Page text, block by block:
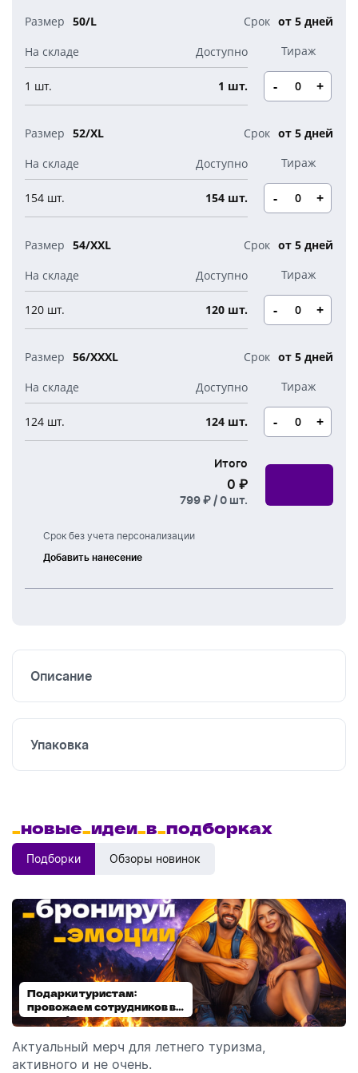
50/L от 5 дней
1 шт. 1 шт. - +
52/XL от 5 дней
154 шт. 154 шт. - +
54/XXL от 5 дней
120 шт. 120 шт. - +
56/XXXL от 5 дней
124 шт. 124 шт. - +
Срок без учета персонализации
Добавить нанесение
Шелкография
Итого
0 ₽
799 ₽ /0 шт.
Описание
Упаковка
_новые_идеи_в_подборках
Подборки Обзоры новинок
Подарки туристам:
провожаем сотрудников в
отпуск!
Актуальный мерч для летнего туризма,
активного и не очень.
Диспенсеры для мыла:
выбираем модель
Обзор автоматических диспенсеров для мыла,
которые идеально подходят для брендирования.